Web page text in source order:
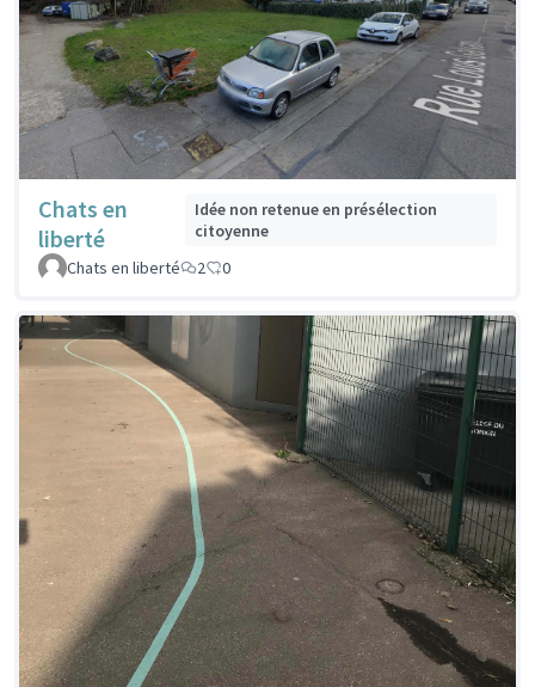
Chats en
liberté
Idée non retenue en présélection
citoyenne
Chats en liberté
2 0